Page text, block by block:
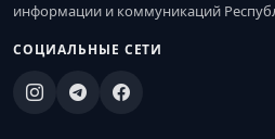
информации и коммуникаций
СОЦИАЛЬНЫЕ СЕТИ